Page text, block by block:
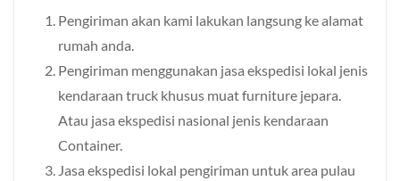
Pengiriman akan kami lakukan langsung ke alamat
rumah anda.
Pengiriman menggunakan jasa ekspedisi lokal jenis
kendaraan truck khusus muat furniture jepara.
Atau jasa ekspedisi nasional jenis kendaraan
Container.
Jasa ekspedisi lokal pengiriman untuk area pulau